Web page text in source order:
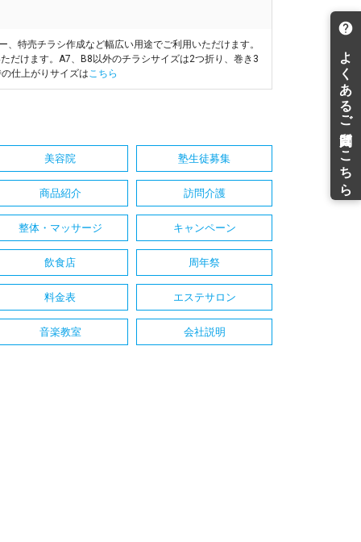
特売チラシ作成など幅広い用途でご利用いただけます。
だけます。A7、B8以外のチラシサイズは2つ折り、巻き3
仕上がりサイズはこちら
美容院 塾生徒募集
商品紹介 訪問介護
整体・マッサージ キャンペーン
飲食店 周年祭
料金表 エステサロン
音楽教室 会社説明